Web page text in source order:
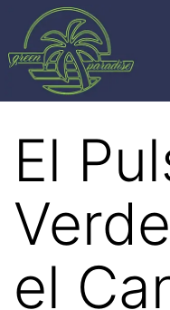
El
el